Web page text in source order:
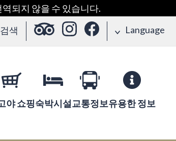
되지 않을 수 있습니다.
검색 Language
야 쇼핑숙박시설교통정보유용한 정보